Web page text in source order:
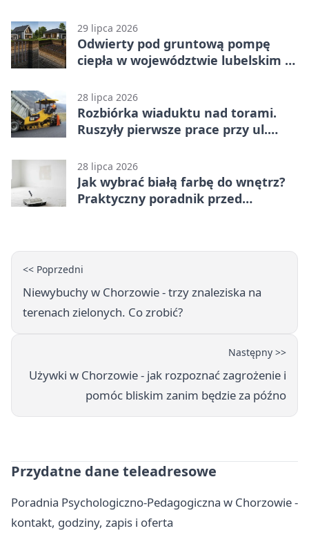
29 lipca 2026
Odwierty pod gruntową pompę
ciepła w województwie lubelskim -
28 lipca 2026
Rozbiórka wiaduktu nad torami.
Ruszyły pierwsze prace przy ul.
28 lipca 2026
Jak wybrać białą farbę do wnętrz?
Praktyczny poradnik przed
<< Poprzedni
Niewybuchy w Chorzowie - trzy znaleziska na
terenach zielonych. Co zrobić?
Następny >>
Używki w Chorzowie - jak rozpoznać zagrożenie i
pomóc bliskim zanim będzie za późno
Przydatne dane teleadresowe
Poradnia Psychologiczno-Pedagogiczna w Chorzowie -
kontakt, godziny, zapis i oferta